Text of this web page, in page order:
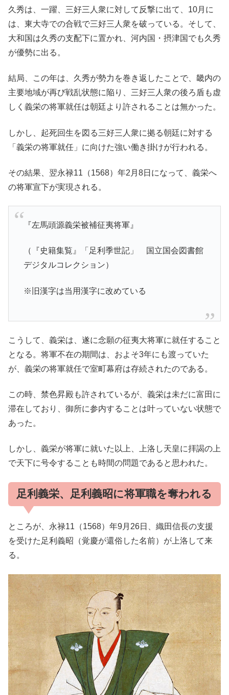
久秀は、一躍、三好三人衆に対して反撃に出て、10月に
は、東大寺での合戦で三好三人衆を破っている。そして、
大和国は久秀の支配下に置かれ、河内国・摂津国でも久秀
が優勢に出る。
結局、この年は、久秀が勢力を巻き返したことで、畿内の
主要地域が再び戦乱状態に陥り、三好三人衆の後ろ盾も虚
しく義栄の将軍就任は朝廷より許されることは無かった。
しかし、起死回生を図る三好三人衆に拠る朝廷に対する
「義栄の将軍就任」に向けた強い働き掛けが行われる。
その結果、翌永禄11（1568）年2月8日になって、義栄へ
の将軍宣下が実現される。
『左馬頭源義栄被補征夷将軍』
（『史籍集覧』「足利季世記」 国立国会図書館
デジタルコレクション）
※旧漢字は当用漢字に改めている
こうして、義栄は、遂に念願の征夷大将軍に就任すること
となる。将軍不在の期間は、およそ3年にも渡っていた
が、義栄の将軍就任で室町幕府は存続されたのである。
この時、禁色昇殿も許されているが、義栄は未だに富田に
滞在しており、御所に参内することは叶っていない状態で
あった。
しかし、義栄が将軍に就いた以上、上洛し天皇に拝謁の上
で天下に号令することも時間の問題であると思われた。
足利義栄、足利義昭に将軍職を奪われる
ところが、永禄11（1568）年9月26日、織田信長の支援
を受けた足利義昭（覚慶が還俗した名前）が上洛して来
る。